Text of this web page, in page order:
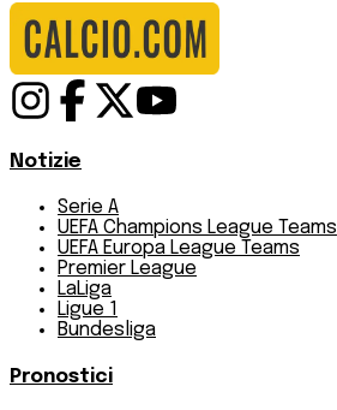
Notizie
Serie A
UEFA Champions League Teams
UEFA Europa League Teams
Premier League
LaLiga
Ligue 1
Bundesliga
Pronostici